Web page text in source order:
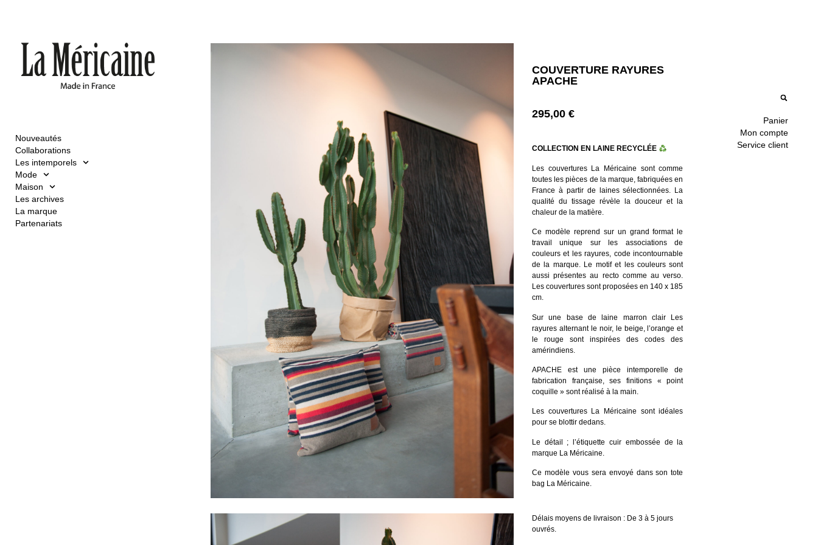
Nouveautés
Collaborations
Les intemporels
Mode
Maison
Les archives
La marque
Partenariats
Panier
Mon compte
Service client
COUVERTURE RAYURES
APACHE
295,00 €
COLLECTION EN LAINE RECYCLÉE
Les couvertures La Méricaine sont comme
toutes les pièces de la marque, fabriquées en
France à partir de laines sélectionnées. La
qualité du tissage révèle la douceur et la
chaleur de la matière.
Ce modèle reprend sur un grand format le
travail unique sur les associations de
couleurs et les rayures, code incontournable
de la marque. Le motif et les couleurs sont
aussi présentes au recto comme au verso.
Les couvertures sont proposées en 140 x 185
cm.
Sur une base de laine marron clair Les
rayures alternant le noir, le beige, l’orange et
le rouge sont inspirées des codes des
amérindiens.
APACHE est une pièce intemporelle de
fabrication française, ses finitions « point
coquille » sont réalisé à la main.
Les couvertures La Méricaine sont idéales
pour se blottir dedans.
Le détail ; l’étiquette cuir embossée de la
marque La Méricaine.
Ce modèle vous sera envoyé dans son tote
bag La Méricaine.
Délais moyens de livraison : De 3 à 5 jours
ouvrés.